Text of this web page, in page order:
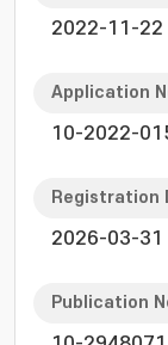
2022-11-22
Application
10-2022-
Registration
2026-03-31
Publication